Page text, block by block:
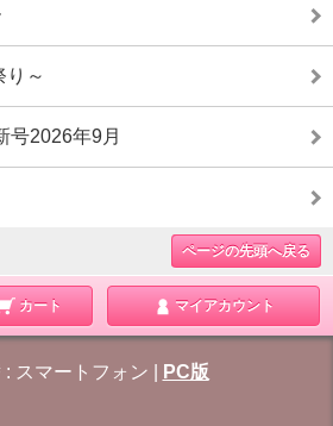
り～
2026年9月
ページの先頭へ戻る
カート マイアカウント
: スマートフォン PC版